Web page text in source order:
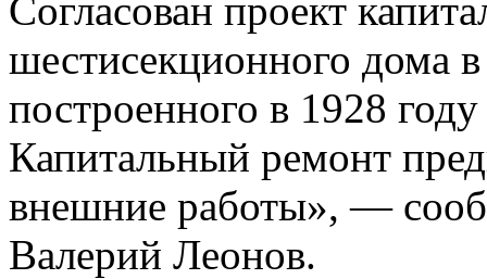
Согласован проект
шестисекционного дома
построенного в 1928
Капитальный ремонт
внешние работы», —
Валерий Леонов.